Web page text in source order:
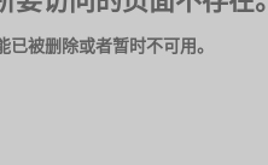
被删除或者暂时不可用。